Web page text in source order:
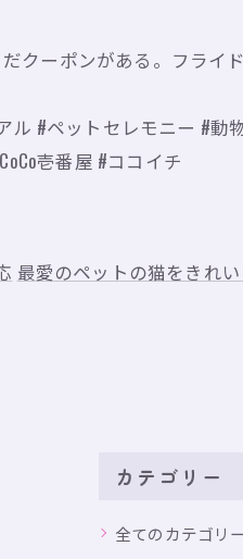
クーポンがある。フライ
#ペットセレモニー #動
壱番屋 #ココイチ
最愛のペットの猫をきれ
カテゴリー
全てのカテゴリー